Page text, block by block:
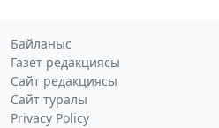
Байланыс
Газет редакциясы
Сайт редакциясы
Сайт туралы
Privacy Policy